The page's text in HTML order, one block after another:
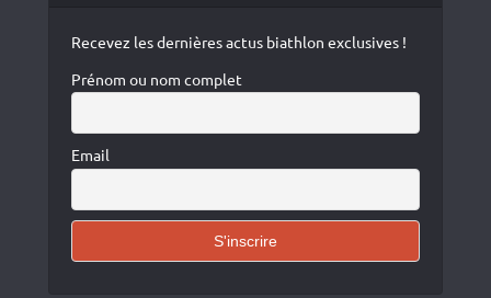
Recevez les dernières actus biathlon exclusives !
Prénom ou nom complet
Email